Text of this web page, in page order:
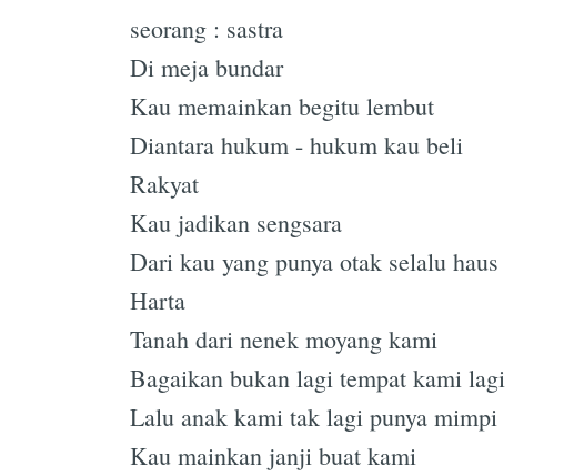
seorang : sastra
Di meja bundar
Kau memainkan begitu lembut
Diantara hukum - hukum kau beli
Rakyat
Kau jadikan sengsara
Dari kau yang punya otak selalu haus
Harta
Tanah dari nenek moyang kami
Bagaikan bukan lagi tempat kami lagi
Lalu anak kami tak lagi punya mimpi
Kau mainkan janji buat kami